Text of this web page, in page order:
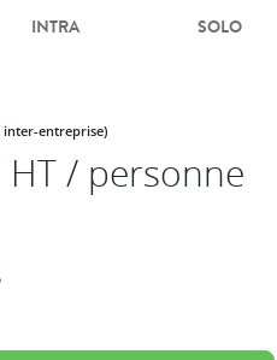
INTRA SOLO
entreprise)
HT / personne